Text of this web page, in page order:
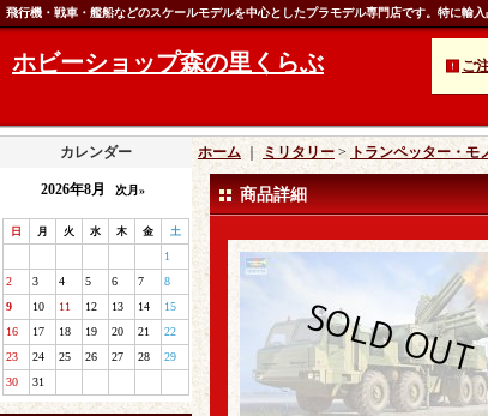
飛行機・戦車・艦船などのスケールモデルを中心としたプラモデル専門店です。特に輸入
ホビーショップ森の里くらぶ ご
カレンダー
2026年8月 次月»
日 月 火 水 木 金 土
1
2
3 4 5 6 7
8
9
10 11 12 13 14
15
16
17 18 19 20 21
22
23
24 25 26 27 28
29
30
31
ホーム ミリタリー > トランペッター・モ
商品詳細